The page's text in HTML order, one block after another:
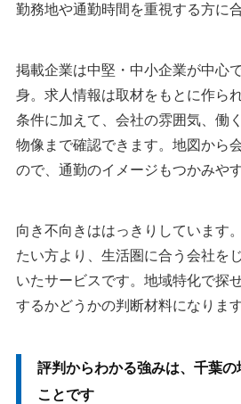
勤務地や通勤時間を重視する方に
掲載企業は中堅・中小企業が中心
身。求人情報は取材をもとに作ら
条件に加えて、会社の雰囲気、働
物像まで確認できます。地図から
ので、通勤のイメージもつかみや
向き不向きははっきりしています
たい方より、生活圏に合う会社を
いたサービスです。地域特化で探
するかどうかの判断材料になります
評判からわかる強みは、千葉
ことです